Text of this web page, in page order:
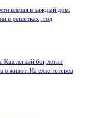
влезая в каждый дом.
в решетках, под
легкий бог, летит
в живот. На елке тетерев